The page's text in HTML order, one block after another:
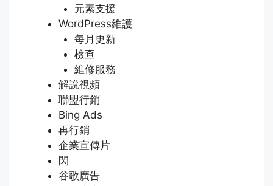
元素支援
WordPress維護
每月更新
檢查
維修服務
解說視頻
聯盟行銷
Bing Ads
再行銷
企業宣傳片
閃
谷歌廣告